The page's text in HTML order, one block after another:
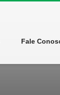
Fale